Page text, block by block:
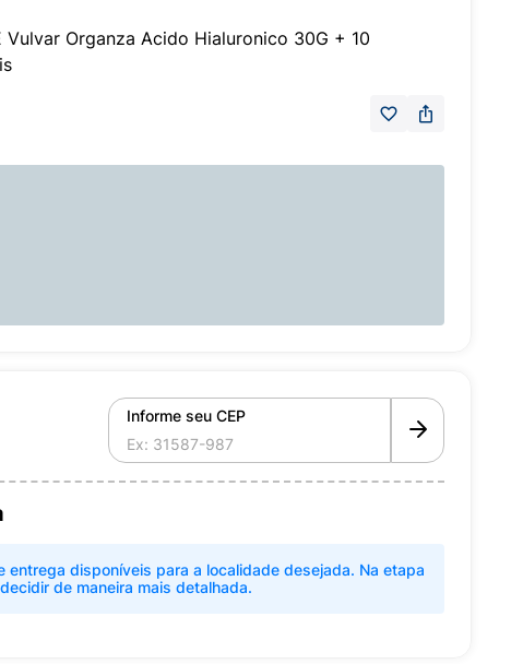
Vulvar Organza Acido Hialuronico 30G + 10
Informe seu CEP
entrega disponíveis para a localidade desejada. Na etapa
de maneira mais detalhada.